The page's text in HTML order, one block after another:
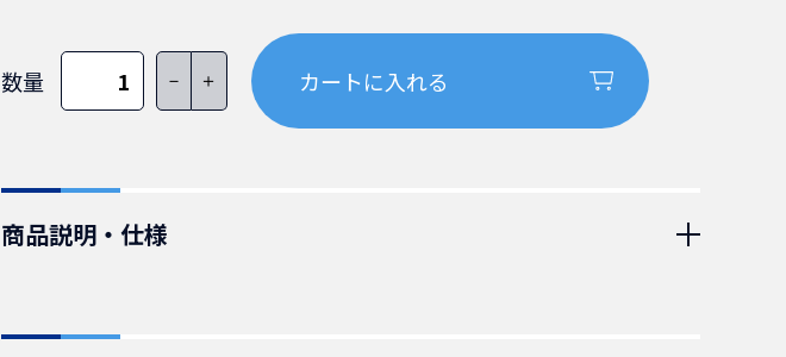
数量 － ＋
商品説明・仕様